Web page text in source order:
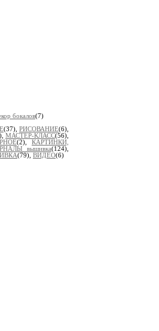
бокалов(7)
(37),РИСОВАНИЕ(6),
МАСТЕР-КЛАСС(56),
(2),КАРТИНКИ,
вышивка(124),
(79), ВИДЕО(6)